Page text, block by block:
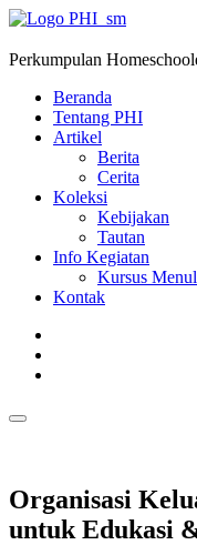
Perkumpulan
Beranda
Tentang PHI
Artikel
Berita
Cerita
Koleksi
Kebijakan
Tautan
Info Kegiatan
Kursus
Kontak
Organisasi
untuk Edukasi